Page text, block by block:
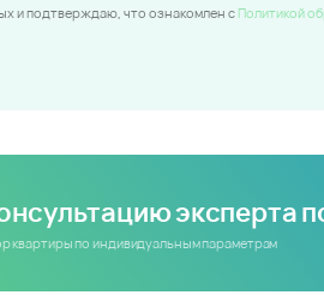
и подтверждаю, что ознакомлен c Политикой
эксперта
квартиры по индивидуальным параметрам